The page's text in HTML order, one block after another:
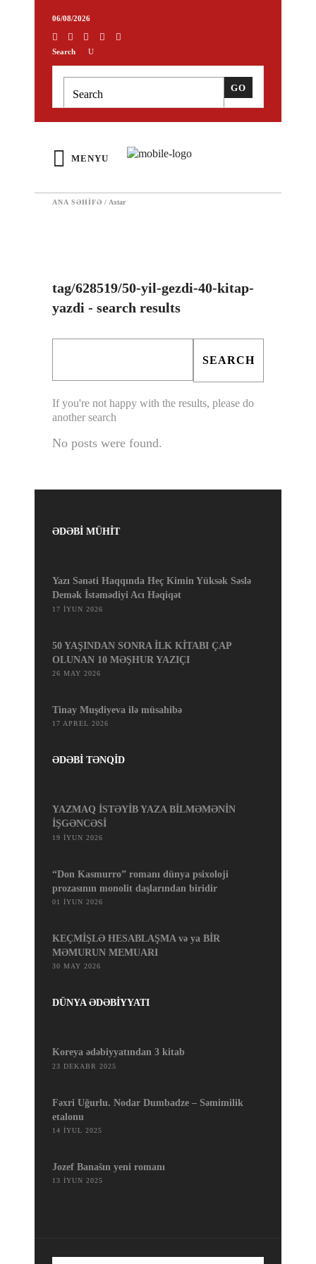
06/08/2026
Search
MENYU
ANA SƏHIFƏ / Axtar
tag/628519/50-yil-gezdi-40-kitap-
yazdi - search results
If you're not happy with the results, please do
another search
No posts were found.
ƏDƏBİ MÜHİT
Yazı Sənəti Haqqında Heç Kimin Yüksək Səslə
Demək İstəmədiyi Acı Həqiqət
17 İYUN 2026
50 YAŞINDAN SONRA İLK KİTABI ÇAP
OLUNAN 10 MƏŞHUR YAZIÇI
26 MAY 2026
Tinay Muşdiyeva ilə müsahibə
17 APREL 2026
ƏDƏBİ TƏNQİD
YAZMAQ İSTƏYİB YAZA BİLMƏMƏNİN
İŞGƏNCƏSİ
19 İYUN 2026
“Don Kasmurro” romanı dünya psixoloji
prozasının monolit daşlarından biridir
01 İYUN 2026
KEÇMİŞLƏ HESABLAŞMA və ya BİR
MƏMURUN MEMUARI
30 MAY 2026
DÜNYA ƏDƏBİYYATI
Koreya ədəbiyyatından 3 kitab
23 DEKABR 2025
Fəxri Uğurlu. Nodar Dumbadze – Səmimilik
etalonu
14 İYUL 2025
Jozef Banašın yeni romanı
13 İYUN 2025